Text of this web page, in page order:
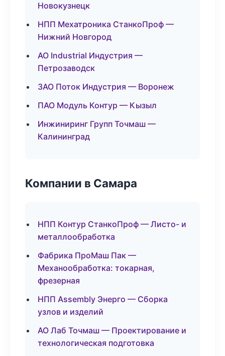
Новокузнецк
НПП Мехатроника СтанкоПроф —
Нижний Новгород
АО Industrial Индустрия —
Петрозаводск
ЗАО Поток Индустрия — Воронеж
ПАО Модуль Контур — Кызыл
Инжиниринг Групп Точмаш —
Калининград
Компании в Самара
НПП Контур СтанкоПроф — Листо- и
металлообработка
Фабрика ПроМаш Пак —
Механообработка: токарная,
фрезерная
НПП Assembly Энерго — Сборка
узлов и изделий
АО Лаб Точмаш — Проектирование и
технологическая подготовка